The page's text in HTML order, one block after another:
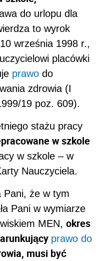
do urlopu dla
to wyrok
września 1998 r.,
placówki
prawo do
zdrowia (I
19 poz. 609).
stażu pracy
w szkole
w szkole – w
Nauczyciela.
Pani, że w tym
Pani w wymiarze
MEN, okres
prawo do
musi być